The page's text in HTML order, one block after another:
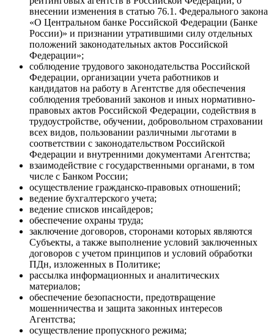
внесении изменения в статью 76.1. Федерального закона
«О Центральном банке Российской Федерации (Банке
России)» и признании утратившими силу отдельных
положений законодательных актов Российской
Федерации»;
соблюдение трудового законодательства Российской
Федерации, организации учета работников и
кандидатов на работу в Агентстве для обеспечения
соблюдения требований законов и иных нормативно-
правовых актов Российской Федерации, содействия в
трудоустройстве, обучении, добровольном страховании
всех видов, пользовании различными льготами в
соответствии с законодательством Российской
Федерации и внутренними документами Агентства;
взаимодействие с государственными органами, в том
числе с Банком России;
осуществление гражданско-правовых отношений;
ведение бухгалтерского учета;
ведение списков инсайдеров;
обеспечение охраны труда;
заключение договоров, сторонами которых являются
Субъекты, а также выполнение условий заключенных
договоров с учетом принципов и условий обработки
ПДн, изложенных в Политике;
рассылка информационных и аналитических
материалов;
обеспечение безопасности, предотвращение
мошенничества и защита законных интересов
Агентства;
осуществление пропускного режима;